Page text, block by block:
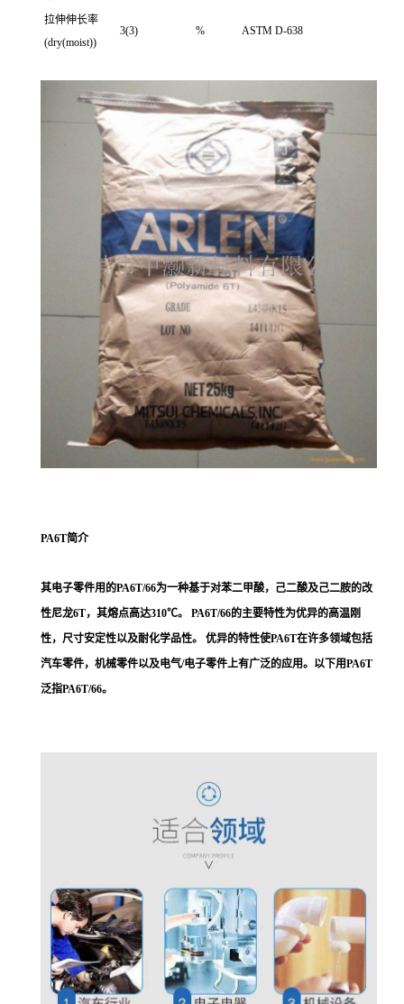
拉伸伸长率
(dry(moist))
3(3) % ASTM D-638
PA6T简介
其电子零件用的PA6T/66为一种基于对苯二甲酸，己二酸及己二胺的改
性尼龙6T，其熔点高达310℃。 PA6T/66的主要特性为优异的高温刚
性，尺寸安定性以及耐化学品性。 优异的特性使PA6T在许多领域包括
汽车零件，机械零件以及电气/电子零件上有广泛的应用。以下用PA6T
泛指PA6T/66。